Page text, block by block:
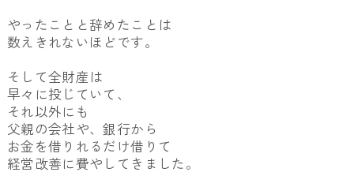
やったことと辞めたことは
数えきれないほどです。
そして全財産は
早々に投じていて、
それ以外にも
父親の会社や、銀行から
お金を借りれるだけ借りて
経営改善に費やしてきました。